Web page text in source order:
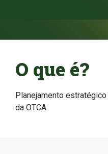
O que é?
Planejamento
da OTCA.